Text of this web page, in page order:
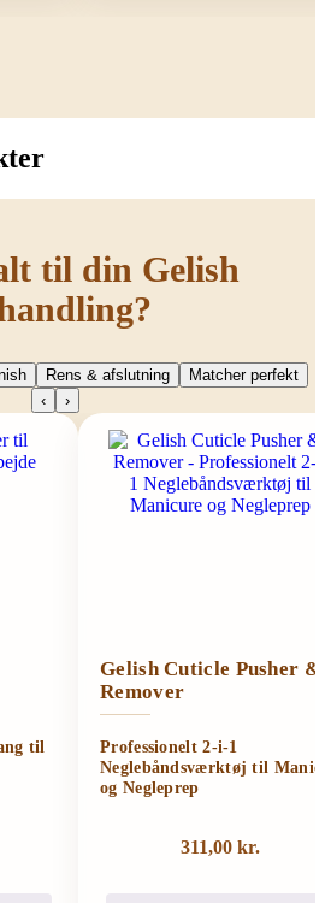
til din Gelish
Rens & afslutning
Matcher perfekt
‹
›
til
Gelish Cuticle Pusher &
Remover
Professionelt 2-i-1
Neglebåndsværktøj til
og Negleprep
311,00 kr.